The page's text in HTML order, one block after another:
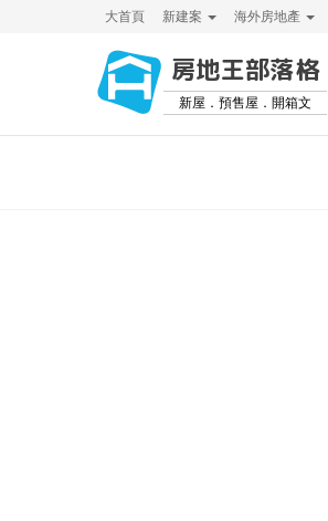
大首頁 新建案 海外房地產
房地王部落格
新屋．預售屋．開箱文